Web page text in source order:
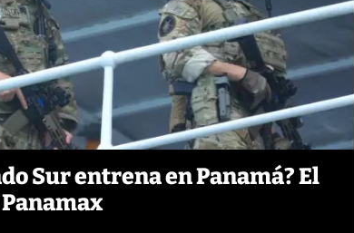
Sur entrena en Panamá? El